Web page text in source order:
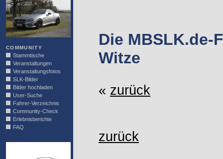
COMMUNITY
Stammtische
Veranstaltungen
Veranstaltungsfotos
SLK-Bilder
Bilder hochladen
User-Suche
Fahrer-Verzeichnis
Community-Check
Erlebnisberichte
FAQ
Die MBSLK.de-
Witze
« zurück
zurück